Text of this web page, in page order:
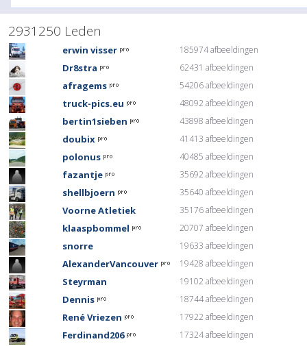
2931250 Leden
erwin visser 185974 afbeeldingen
Dr8stra 62431 afbeeldingen
afragems 54206 afbeeldingen
truck-pics.eu 48092 afbeeldingen
bertin1sieben 43898 afbeeldingen
doubix 41413 afbeeldingen
polonus 40485 afbeeldingen
fazantje 35692 afbeeldingen
shellbjoern 35640 afbeeldingen
Voorne Atletiek 35176 afbeeldingen
klaaspbommel 20707 afbeeldingen
snorre 19633 afbeeldingen
AlexanderVancouver 19428 afbeeldingen
Steyrman 19102 afbeeldingen
Dennis 18744 afbeeldingen
René Vriezen 17922 afbeeldingen
Ferdinand206 17324 afbeeldingen